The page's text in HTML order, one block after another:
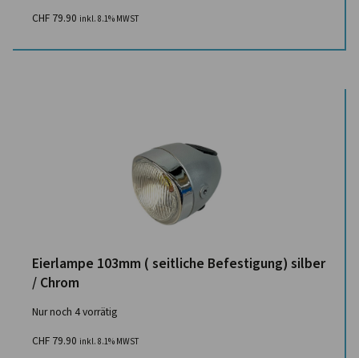
CHF 79.90 inkl. 8.1% MWST
Eierlampe 103mm ( seitliche Befestigung) silber
/ Chrom
Nur noch 4 vorrätig
CHF 79.90 inkl. 8.1% MWST